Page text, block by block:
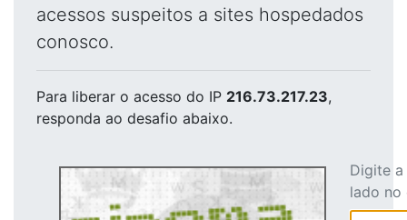
acessos suspeitos a sites hospedados
conosco.
Para liberar o acesso do IP 216.73.217.23,
responda ao desafio abaixo.
Digite
lado no